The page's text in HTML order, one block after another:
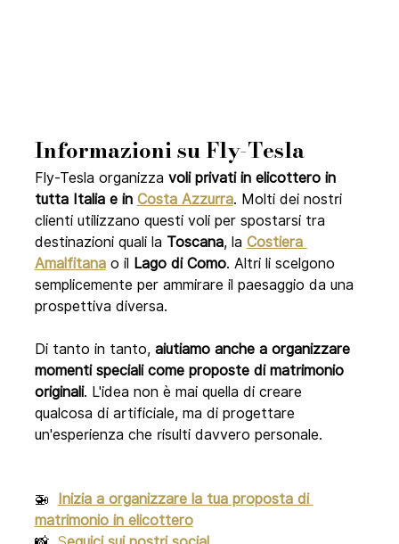
Informazioni su Fly-Tesla
Fly-Tesla organizza voli privati in elicottero in
tutta Italia e in Costa Azzurra. Molti dei nostri
clienti utilizzano questi voli per spostarsi tra
destinazioni quali la Toscana, la Costiera
Amalfitana o il Lago di Como. Altri li scelgono
semplicemente per ammirare il paesaggio da una
prospettiva diversa.
Di tanto in tanto, aiutiamo anche a organizzare
momenti speciali come proposte di matrimonio
originali. L'idea non è mai quella di creare
qualcosa di artificiale, ma di progettare
un'esperienza che risulti davvero personale.
🚁
Inizia a organizzare la tua proposta di
matrimonio in elicottero